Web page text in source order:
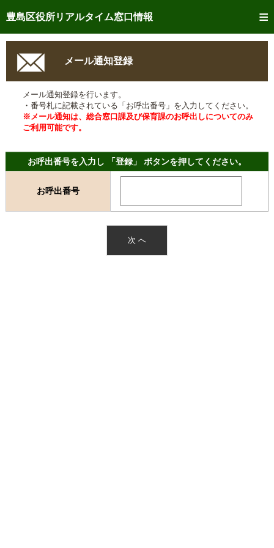
豊島区役所リアルタイム窓口情報
トップページへ
ご利用方法
事前予約
予約状況確認
リアルタイム
リアルタイム交付状況確認
メール通知登録
メール通知登録を行います。
・番号札に記載されている「お呼出番号」を入力してください。
※メール通知は、総合窓口課及び保育課のお呼出しについてのみ
ご利用可能です。
お呼出番号を入力し 「登録」 ボタンを押してください。
お呼出番号